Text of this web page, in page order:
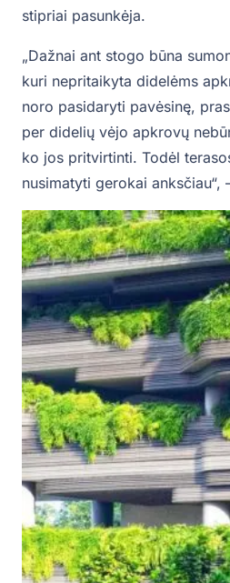
stipriai pasunkėja.
„Dažnai ant stogo būna
kuri nepritaikyta didelėms
noro pasidaryti pavėsinę,
per didelių vėjo apkrovų
ko jos pritvirtinti. Todėl
nusimatyti gerokai anksčiau“,